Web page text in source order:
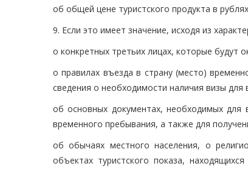
об общей цене туристского продукта в
9. Если это имеет значение, исходя из
о конкретных третьих лицах, которые будут
о правилах въезда в страну (место)
сведения о необходимости наличия визы
об основных документах, необходимых для
временного пребывания, а также для
об обычаях местного населения, о
объектах туристского показа,